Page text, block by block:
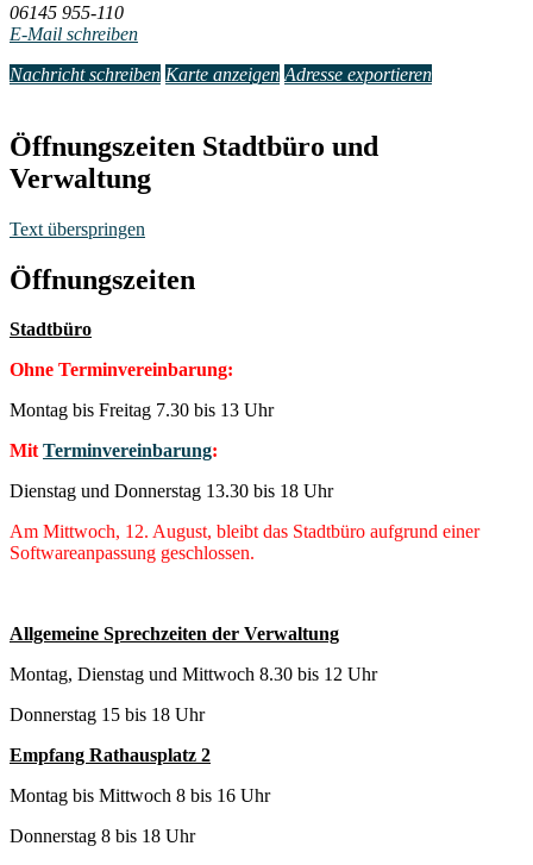
06145 955-110
E-Mail schreiben
Nachricht schreiben Karte anzeigen Adresse exportieren
Öffnungszeiten Stadtbüro und
Verwaltung
Text überspringen
Öffnungszeiten
Stadtbüro
Ohne Terminvereinbarung:
Montag bis Freitag 7.30 bis 13 Uhr
Mit Terminvereinbarung:
Dienstag und Donnerstag 13.30 bis 18 Uhr
Am Mittwoch, 12. August, bleibt das Stadtbüro aufgrund einer
Softwareanpassung geschlossen.
Allgemeine Sprechzeiten der Verwaltung
Montag, Dienstag und Mittwoch 8.30 bis 12 Uhr
Donnerstag 15 bis 18 Uhr
Empfang Rathausplatz 2
Montag bis Mittwoch 8 bis 16 Uhr
Donnerstag 8 bis 18 Uhr